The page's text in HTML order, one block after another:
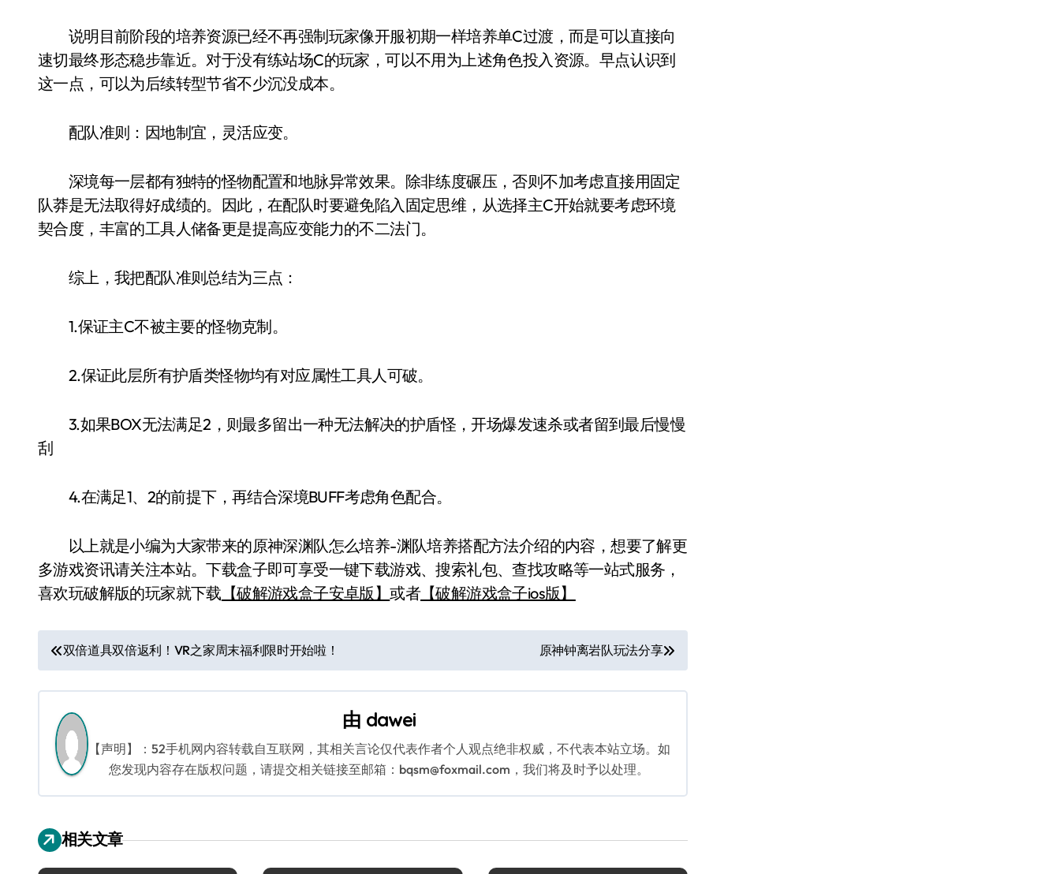
说明目前阶段的培养资源已经不再强制玩家像开服初期一样培养单C过渡，而是可以直接向
速切最终形态稳步靠近。对于没有练站场C的玩家，可以不用为上述角色投入资源。早点认识到
这一点，可以为后续转型节省不少沉没成本。
配队准则：因地制宜，灵活应变。
深境每一层都有独特的怪物配置和地脉异常效果。除非练度碾压，否则不加考虑直接用固定
队莽是无法取得好成绩的。因此，在配队时要避免陷入固定思维，从选择主C开始就要考虑环境
契合度，丰富的工具人储备更是提高应变能力的不二法门。
综上，我把配队准则总结为三点：
1.保证主C不被主要的怪物克制。
2.保证此层所有护盾类怪物均有对应属性工具人可破。
3.如果BOX无法满足2，则最多留出一种无法解决的护盾怪，开场爆发速杀或者留到最后慢慢
刮
4.在满足1、2的前提下，再结合深境BUFF考虑角色配合。
以上就是小编为大家带来的原神深渊队怎么培养-渊队培养搭配方法介绍的内容，想要了解更
多游戏资讯请关注本站。下载盒子即可享受一键下载游戏、搜索礼包、查找攻略等一站式服务，
喜欢玩破解版的玩家就下载 【破解游戏盒子安卓版】或者【破解游戏盒子ios版】
文
章
导
航
双倍道具双倍返利！VR之家周末福利限时开始啦！ 原神钟离岩队玩法分享
由 dawei
【声明】：52手机网内容转载自互联网，其相关言论仅代表作者个人观点绝非权威，不代表本站立场。如
您发现内容存在版权问题，请提交相关链接至邮箱：bqsm@foxmail.com，我们将及时予以处理。
相关文章